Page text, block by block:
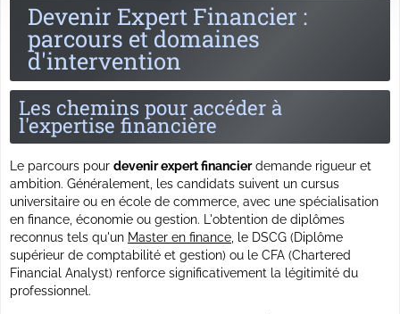
Devenir Expert Financier :
parcours et domaines
d'intervention
Les chemins pour accéder à
l'expertise financière
Le parcours pour devenir expert financierdemande rigueur et
ambition. Généralement, les candidats suivent un cursus
universitaire ou en école de commerce, avec une spécialisation
en finance, économie ou gestion. L'obtention de diplômes
reconnus tels qu'un Master en finance , le DSCG (Diplôme
supérieur de comptabilité et gestion) ou le CFA (Chartered
Financial Analyst) renforce significativement la légitimité du
professionnel.